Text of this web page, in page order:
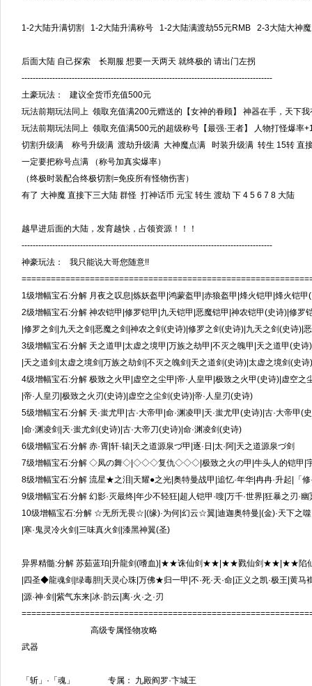
1-2大陆升满切割 1-2大陆升满称号 1-2大陆满渡劫55元RMB 2-3大陆大神
后面大陆 自己探索 长期服 想要一天两天 就终极的 请出门左拐
------------------------------------------------------------------------------------------
土豪玩法： 建议全货币充值500元
玩法前期玩法同上 领取充值满200元赠送的【女神的眷顾】 神器在手，天下我
玩法前期玩法同上 领取充值满500元的超级称号【最强·王者】 人物打怪爆率
切割升级满 称号升级满 渡劫升级满 大神魔点满 时装升级满 转生 15转 直
一定要把称号点满 （称号加真实爆率）
（终极时装配合终极切割=免疫所有怪物伤害）
有了 大神魔 直接下三大陆 群怪 打神话币 元宝 转生 渡劫 下 4 5 6 7 8 大陆
越早进后面的大陆，发育越快，占领资源！！！
------------------------------------------------------------------------------------------
神豪玩法： 我只能说大哥您随意!!
1级增幅宝石:分解 月夜之叹息|炼妖盔甲|鸿蒙盔甲|赤狼盔甲|烽火铠甲|烽火铠
2级增幅宝石:分解 神农铠甲|修罗铠甲|九天铠甲|恶魔铠甲|神农铠甲(史诗)|修罗
|修罗之剑|九天之剑|恶魔之剑|神农之剑(史诗)|修罗之剑(史诗)|九天之剑(史诗)|
3级增幅宝石:分解 天之道甲|太虚之境甲|万族之劫甲|不灭之魄甲|天之道甲(史
|天之道剑|太虚之境剑|万族之劫剑|不灭之魄剑|天之道剑(史诗)|太虚之境剑(史
4级增幅宝石:分解 极致之火甲|虚空之尘甲|帝·人皇甲|极致之火甲(史诗)|虚空
|帝·人皇刃|极致之火刃(史诗)|虚空之尘剑(史诗)|帝·人皇刃(史诗)
5级增幅宝石:分解 天·蚩尤甲|古·大帝甲|命·渊凌甲|天·蚩尤甲(史诗)|古·大帝甲(
|命·渊凌剑|天·蚩尤剑(史诗)|古·大帝刀(史诗)|命·渊凌剑(史诗)
6级增幅宝石:分解 赤·霄|轩·辕|天之道源泉づ甲|逐·日|太·阿|天之道源泉づ剑
7级增幅宝石:分解 ◇凤の舞◇|◇◇◇复仇◇◇◇|极致之火の甲|牛头人的铠甲|宇·
8级增幅宝石:分解 流星★之泪|天耀●之光|奥特曼战甲|追忆·年华|冉冉·升起|「修
9级增幅宝石:分解 幻影·灭最终|年少不轻狂|超人铠甲·嗖|万千·世界|狂暴之刃·
10级增幅宝石:分解 ☆无所无畏☆|(缘)·为何|幻云☆翼|迪迦奥特曼|(金)·天下之噬
|寒·鬼灵冷火剑|三味真火剑|漆黑神翼(圣)
异界精髓:分解 苏茹蓝珀|升龍剑(嗜血)|★★诛仙剑★★|★★戮仙剑★★|★★
|四圣◆龍魂剑|绿毒胆|天灵心珠|万佛★归一甲|不·死·天·命|正义之凯·极王|黄马
|源·神·剑|紫气东来|冰·韵云|离·火·之·刃
高级专属怪物攻略
武器
「斩」·「魂」 专属： 九殿阎罗·卞城王